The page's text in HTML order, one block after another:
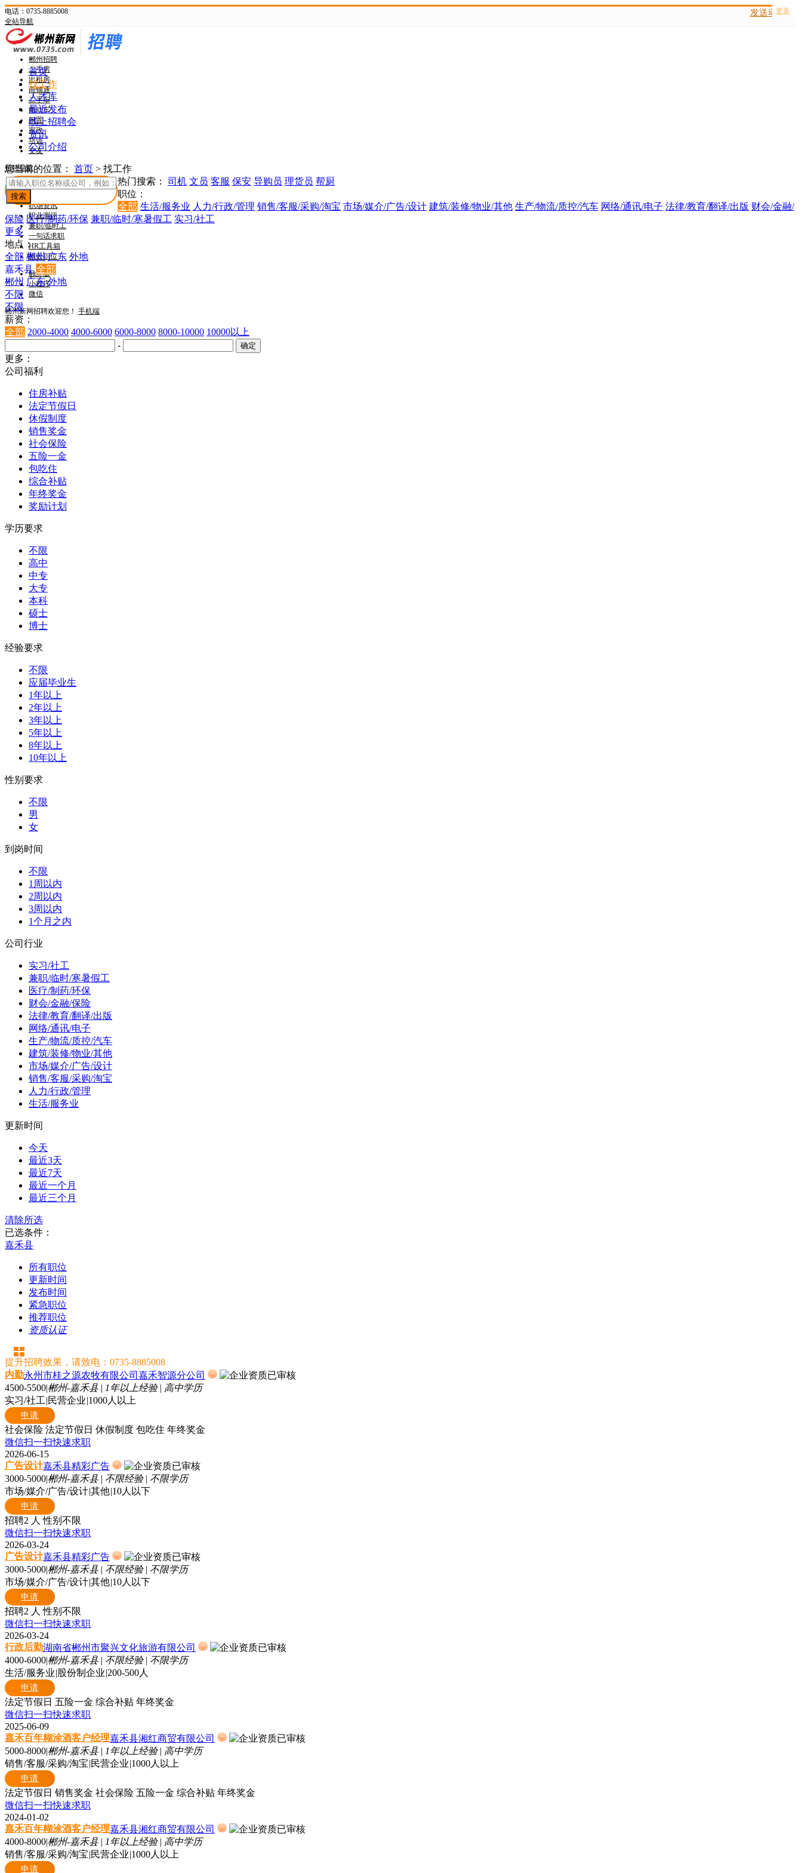
电话：0735-8885008
全站导航
新网首页
郴州头条
郴州招聘
二手房
出租房
商铺通
二手车
电动车
闲置
家政
培训
交友
招聘导航
找工作
职场资讯
职业测评
兼职/临时工
一句话求职
HR工具箱
附近职位
触屏版
小程序
微信
郴州新网招聘欢迎您！ 手机端
首页
找工作
人才库
最近发布
线上招聘会
资讯
公司介绍
您当前的位置： 首页 > 找工作
热门搜索： 司机 文员 客服 保安 导购员 理货员 帮厨
职位：
全部 生活/服务业 人力/行政/管理 销售/客服/采购/淘宝 市场/媒介/广告/设计 建筑/装修/物业/其他 生产/物流/质控/汽车 网络/通讯/电子 法律/教育/翻译/出版 财会/金融/
保险 医疗/制药/环保 兼职/临时/寒暑假工 实习/社工
更多
地点：
全部 郴州 广东 外地
嘉禾县 全部
郴州 广东 外地
更多
不限
不限
薪资：
全部 2000-4000 4000-6000 6000-8000 8000-10000 10000以上
-
更多：
公司福利
住房补贴
法定节假日
休假制度
销售奖金
社会保险
五险一金
包吃住
综合补贴
年终奖金
奖励计划
学历要求
不限
高中
中专
大专
本科
硕士
博士
经验要求
不限
应届毕业生
1年以上
2年以上
3年以上
5年以上
8年以上
10年以上
性别要求
不限
男
女
到岗时间
不限
1周以内
2周以内
3周以内
1个月之内
公司行业
实习/社工
兼职/临时/寒暑假工
医疗/制药/环保
财会/金融/保险
法律/教育/翻译/出版
网络/通讯/电子
生产/物流/质控/汽车
建筑/装修/物业/其他
市场/媒介/广告/设计
销售/客服/采购/淘宝
人力/行政/管理
生活/服务业
更新时间
今天
最近3天
最近7天
最近一个月
最近三个月
清除所选
已选条件：
嘉禾县
所有职位
更新时间
发布时间
紧急职位
推荐职位
资质认证
提升招聘效果，请致电：0735-8885008
内勤永州市桂之源农牧有限公司嘉禾智源分公司
4500-5500|郴州-嘉禾县 | 1年以上经验 | 高中学历
实习/社工|民营企业|1000人以上
申请
社会保险 法定节假日 休假制度 包吃住 年终奖金
微信扫一扫快速求职
2026-06-15
广告设计嘉禾县精彩广告
3000-5000|郴州-嘉禾县 | 不限经验 | 不限学历
市场/媒介/广告/设计|其他|10人以下
申请
招聘2 人 性别不限
微信扫一扫快速求职
2026-03-24
广告设计嘉禾县精彩广告
3000-5000|郴州-嘉禾县 | 不限经验 | 不限学历
市场/媒介/广告/设计|其他|10人以下
申请
招聘2 人 性别不限
微信扫一扫快速求职
2026-03-24
行政后勤湖南省郴州市聚兴文化旅游有限公司
4000-6000|郴州-嘉禾县 | 不限经验 | 不限学历
生活/服务业|股份制企业|200-500人
申请
法定节假日 五险一金 综合补贴 年终奖金
微信扫一扫快速求职
2025-06-09
嘉禾百年糊涂酒客户经理嘉禾县湘红商贸有限公司
5000-8000|郴州-嘉禾县 | 1年以上经验 | 高中学历
销售/客服/采购/淘宝|民营企业|1000人以上
申请
法定节假日 销售奖金 社会保险 五险一金 综合补贴 年终奖金
微信扫一扫快速求职
2024-01-02
嘉禾百年糊涂酒客户经理嘉禾县湘红商贸有限公司
4000-8000|郴州-嘉禾县 | 1年以上经验 | 高中学历
销售/客服/采购/淘宝|民营企业|1000人以上
申请
发送动态码